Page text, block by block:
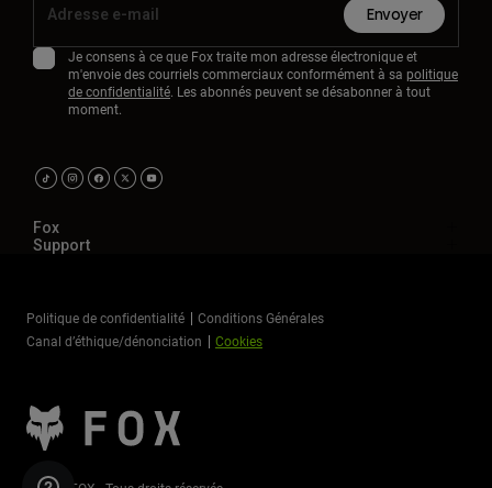
Envoyer
Je consens à ce que Fox traite mon adresse électronique et
m'envoie des courriels commerciaux conformément à sa politique
de confidentialité. Les abonnés peuvent se désabonner à tout
moment.
Fox
Support
Politique de confidentialité
Conditions Générales
Canal d’éthique/dénonciation
Cookies